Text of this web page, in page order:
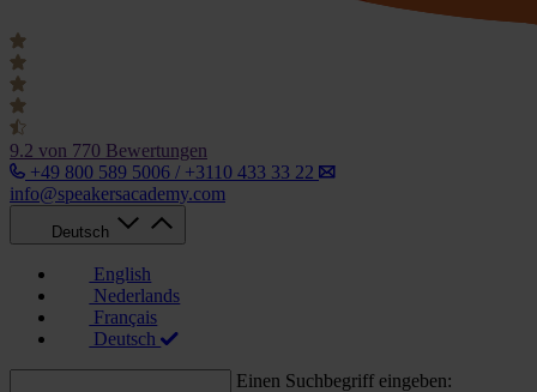
9.2 von 770 Bewertungen
+49 800 589 5006 / +3110 433 33 22
info@speakersacademy.com
Deutsch
English
Nederlands
Français
Deutsch
Einen Suchbegriff eingeben: